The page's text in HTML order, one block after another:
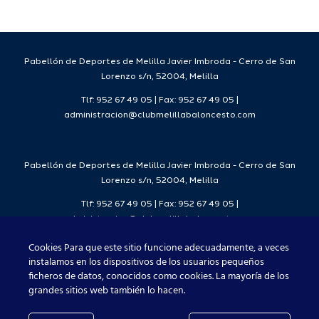
Pabellón de Deportes de Melilla Javier Imbroda - Cerro de San
Lorenzo s/n, 52004, Melilla
Tlf: 952 67 49 05 | Fax: 952 67 49 05 |
administracion@clubmelillabaloncesto.com
Pabellón de Deportes de Melilla Javier Imbroda - Cerro de San
Lorenzo s/n, 52004, Melilla
Tlf: 952 67 49 05 | Fax: 952 67 49 05 |
administracion@clubmelillabaloncesto.com
Club Melilla Baloncesto 2021
Cookies Para que este sitio funcione adecuadamente, a veces
instalamos en los dispositivos de los usuarios pequeños
ficheros de datos, conocidos como cookies. La mayoría de los
grandes sitios web también lo hacen.